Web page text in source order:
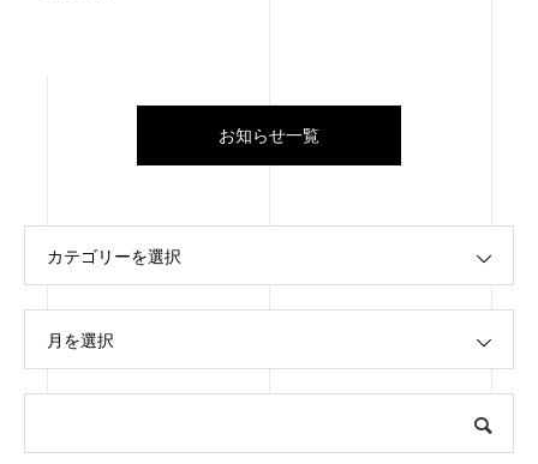
お知らせ一覧
カテゴリーを選択
月を選択